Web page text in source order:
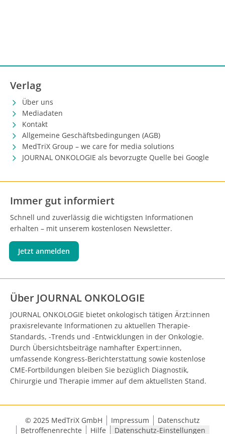
Verlag
Über uns
Mediadaten
Kontakt
Allgemeine Geschäftsbedingungen (AGB)
MedTriX Group – we care for media solutions
JOURNAL ONKOLOGIE als bevorzugte Quelle bei Google
Immer gut informiert
Schnell und zuverlässig die wichtigsten Informationen
erhalten – mit unserem kostenlosen Newsletter.
Jetzt anmelden
Über JOURNAL ONKOLOGIE
JOURNAL ONKOLOGIE bietet onkologisch tätigen Ärzt:innen
praxisrelevante Informationen zu aktuellen Therapie-
Standards, -Trends und -Entwicklungen in der Onkologie.
Durch Übersichtsbeiträge namhafter Expert:innen,
umfassende Kongress-Berichterstattung sowie kostenlose
CME-Fortbildungen bleiben Sie bezüglich Diagnostik,
Chirurgie und Therapie immer auf dem aktuellsten Stand.
© 2025 MedTriX GmbH Impressum
Datenschutz
Betroffenenrechte
Hilfe Datenschutz-Einstellungen